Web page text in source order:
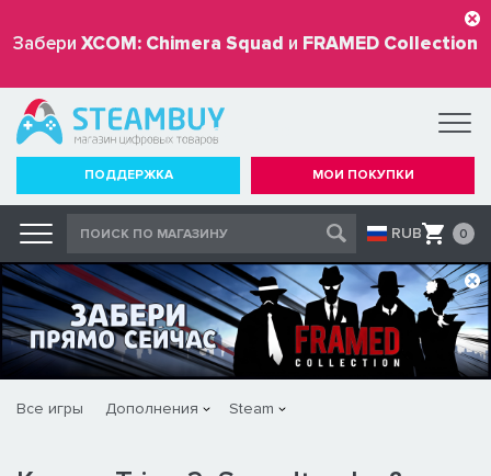
Забери XCOM: Chimera Squad и FRAMED Collection
бесплатно
ПОДДЕРЖКА МОИ ПОКУПКИ
RUB 0
Все игры Дополнения Steam